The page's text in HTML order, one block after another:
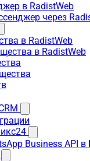
в RadistWeb
через
в RadistWeb
в RadistWeb
Business API